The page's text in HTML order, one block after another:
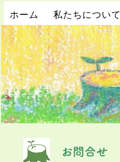
ホーム 私たちについて
お問合せ